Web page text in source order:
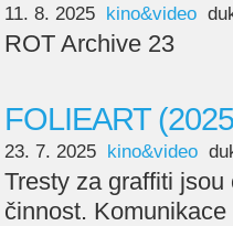
11. 8. 2025 kino&video
ROT Archive 23
FOLIEART
23. 7. 2025 kino&video
Tresty za graffiti
činnost.